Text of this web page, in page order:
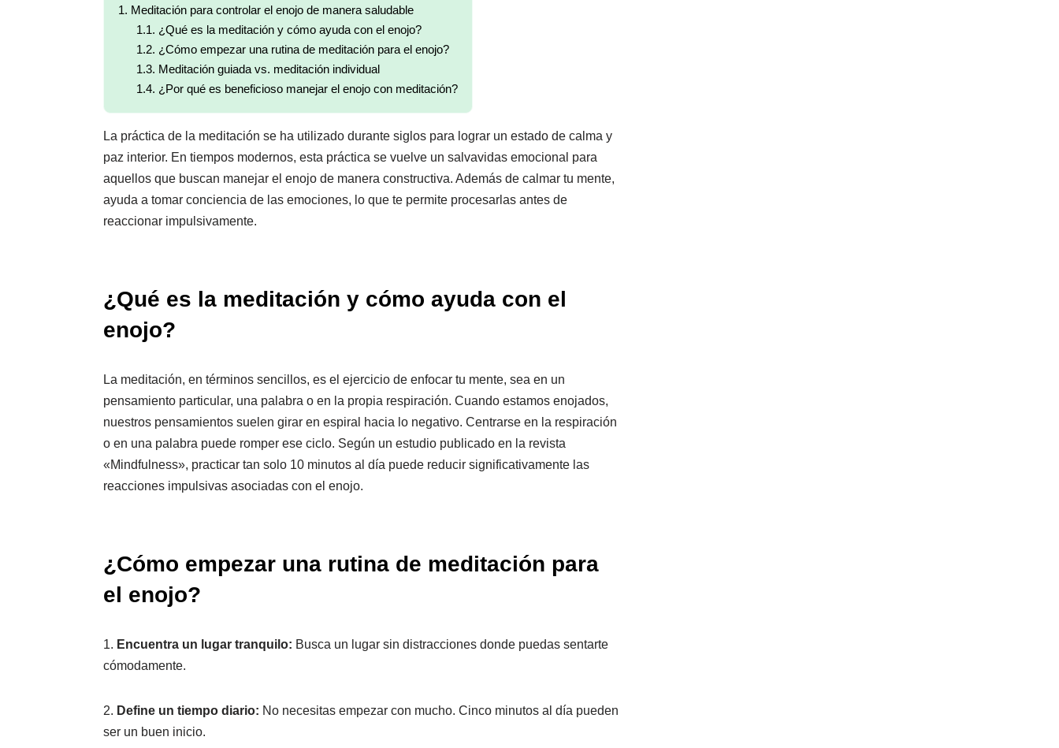
1. Meditación para controlar el enojo de manera saludable
1.1. ¿Qué es la meditación y cómo ayuda con el enojo?
1.2. ¿Cómo empezar una rutina de meditación para el enojo?
1.3. Meditación guiada vs. meditación individual
1.4. ¿Por qué es beneficioso manejar el enojo con meditación?
La práctica de la meditación se ha utilizado durante siglos para lograr un estado de calma y
paz interior. En tiempos modernos, esta práctica se vuelve un salvavidas emocional para
aquellos que buscan manejar el enojo de manera constructiva. Además de calmar tu mente,
ayuda a tomar conciencia de las emociones, lo que te permite procesarlas antes de
reaccionar impulsivamente.
¿Qué es la meditación y cómo ayuda con el
enojo?
La meditación, en términos sencillos, es el ejercicio de enfocar tu mente, sea en un
pensamiento particular, una palabra o en la propia respiración. Cuando estamos enojados,
nuestros pensamientos suelen girar en espiral hacia lo negativo. Centrarse en la respiración
o en una palabra puede romper ese ciclo. Según un estudio publicado en la revista
«Mindfulness», practicar tan solo 10 minutos al día puede reducir significativamente las
reacciones impulsivas asociadas con el enojo.
¿Cómo empezar una rutina de meditación para
el enojo?
1. Encuentra un lugar tranquilo: Busca un lugar sin distracciones donde puedas sentarte
cómodamente.
2. Define un tiempo diario: No necesitas empezar con mucho. Cinco minutos al día pueden
ser un buen inicio.